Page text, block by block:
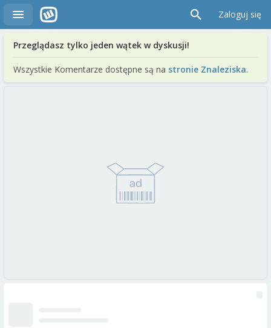
Zaloguj się
Przeglądasz tylko jeden wątek w dyskusji!
Wszystkie Komentarze dostępne są na stronie Znaleziska.